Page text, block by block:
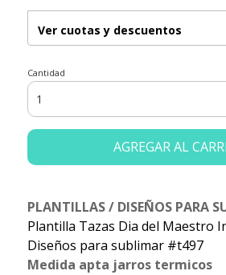
Ver cuotas y descuentos
Cantidad
AGREGAR AL
PLANTILLAS / DISEÑOS PARA
Plantilla Tazas Dia del Maestro
Diseños para sublimar #t497
Medida apta jarros termicos